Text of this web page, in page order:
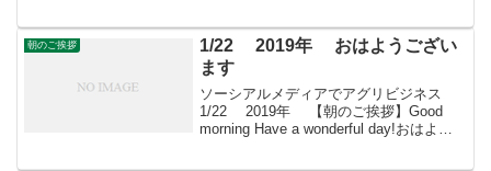
朝のご挨拶
1/22 2019年 おはようござい
ます
ソーシアルメディアでアグリビジネス
1/22 2019年 【朝のご挨拶】Good
morning Have a wonderful day!おはよう